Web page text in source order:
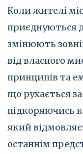
Коли жителі
приєднуються
змінюють
від власного
принципів та
що рухається
підкоряючись
який
останнім